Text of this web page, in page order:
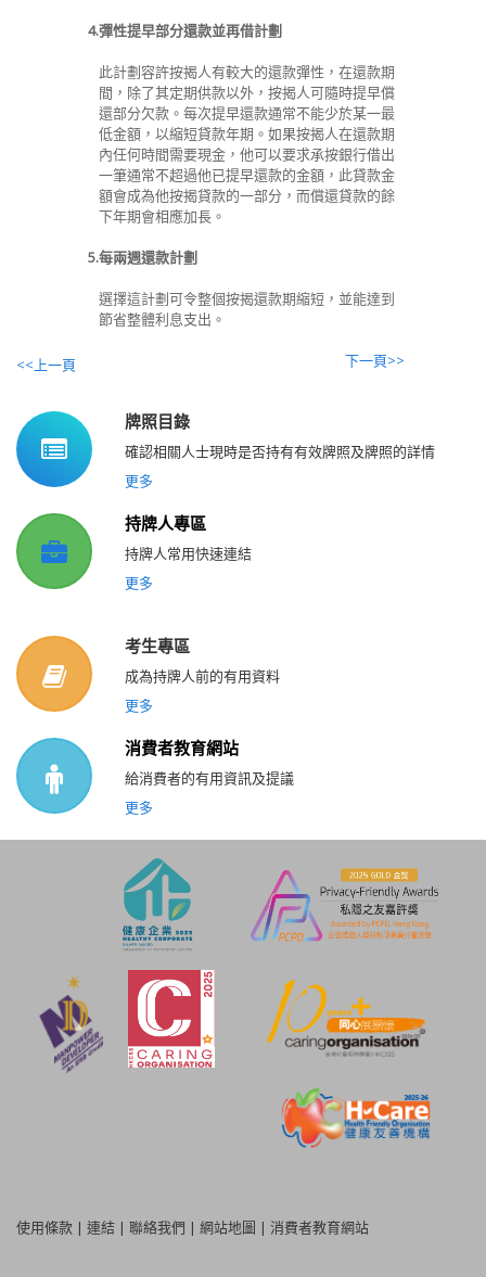
4.彈性提早部分還款並再借計劃
此計劃容許按揭人有較大的還款彈性，在還款期
間，除了其定期供款以外，按揭人可隨時提早償
還部分欠款。每次提早還款通常不能少於某一最
低金額，以縮短貸款年期。如果按揭人在還款期
內任何時間需要現金，他可以要求承按銀行借出
一筆通常不超過他已提早還款的金額，此貸款金
額會成為他按揭貸款的一部分，而償還貸款的餘
下年期會相應加長。
5.每兩週還款計劃
選擇這計劃可令整個按揭還款期縮短，並能達到
節省整體利息支出。
<<上一頁 下一頁>>
牌照目錄
確認相關人士現時是否持有有效牌照及牌照的詳情
更多
持牌人專區
持牌人常用快速連結
更多
考生專區
成為持牌人前的有用資料
更多
消費者教育網站
給消費者的有用資訊及提議
更多
使用條款 | 連結 | 聯絡我們 | 網站地圖 | 消費者教育網站